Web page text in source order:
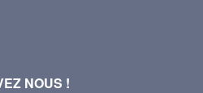
NOUS !